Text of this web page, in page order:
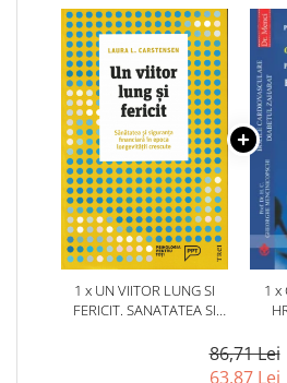
1 x UN VIITOR LUNG SI
FERICIT. SANATATEA SI
EPOCA LONGEVITATII
1 x
86,71 Lei
63,87 Lei